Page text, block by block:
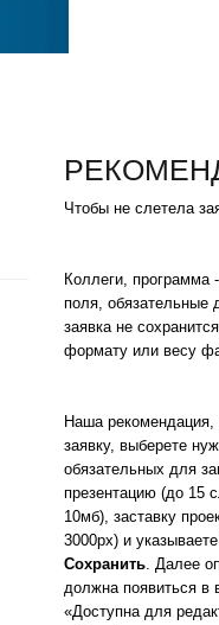
Чтобы не слетела
Коллеги, программа
поля, обязательные
заявка не
формату или весу
Наша рекомендация,
заявку, выберете
обязательных для
презентацию (до 15
10мб), заставку
3000px) и
Сохранить. Далее
должна появиться в
«Доступна для